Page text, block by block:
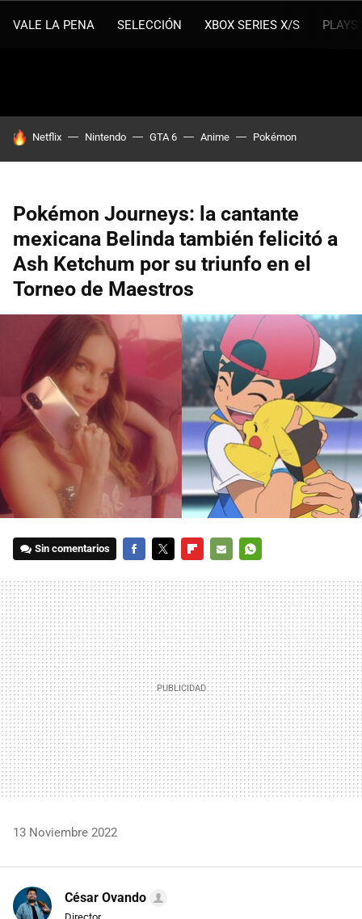
VALE LA PENA SELECCIÓN XBOX SERIES X/S
HOY SE HABLA DE
Netflix Nintendo GTA 6 Anime Pokémon
Pokémon Journeys: la cantante
mexicana Belinda también felicitó a
Ash Ketchum por su triunfo en el
Torneo de Maestros
Sin comentarios
MAIL
13 Noviembre 2022
César Ovando